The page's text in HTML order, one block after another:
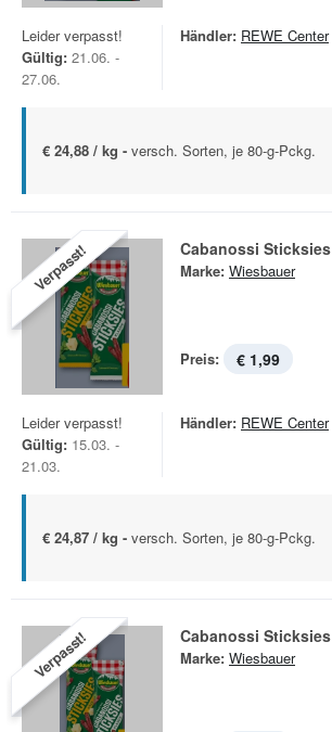
Leider verpasst!
Gültig: 21.06. -
27.06.
Händler: REWE Center
€ 24,88 / kg - versch. Sorten, je 80-g-Pckg.
Verpasst! Cabanossi Sticksies
Marke: Wiesbauer
Preis: € 1,99
Leider verpasst!
Gültig: 15.03. -
21.03.
Händler: REWE Center
€ 24,87 / kg - versch. Sorten, je 80-g-Pckg.
Verpasst! Cabanossi Sticksies
Marke: Wiesbauer